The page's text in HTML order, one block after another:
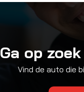
Ga op
Vind de auto die